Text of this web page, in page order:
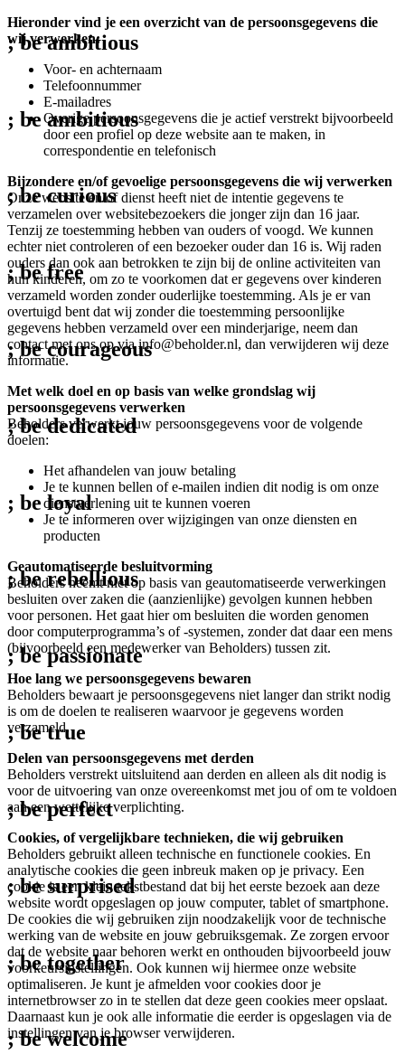
; beambitious
; beambitious
; becurious
; befree
; becourageous
; bededicated
; beloyal
; berebellious
; bepassionate
; betrue
; beperfect
; besurprised
; betogether
; bewelcome
Hieronder vind je een overzicht van de persoonsgegevens die
wij verwerken:
Voor- en achternaam
Telefoonnummer
E-mailadres
Overige persoonsgegevens die je actief verstrekt bijvoorbeeld
door een profiel op deze website aan te maken, in
correspondentie en telefonisch
Bijzondere en/of gevoelige persoonsgegevens die wij verwerken
Onze website en/of dienst heeft niet de intentie gegevens te
verzamelen over websitebezoekers die jonger zijn dan 16 jaar.
Tenzij ze toestemming hebben van ouders of voogd. We kunnen
echter niet controleren of een bezoeker ouder dan 16 is. Wij raden
ouders dan ook aan betrokken te zijn bij de online activiteiten van
hun kinderen, om zo te voorkomen dat er gegevens over kinderen
verzameld worden zonder ouderlijke toestemming. Als je er van
overtuigd bent dat wij zonder die toestemming persoonlijke
gegevens hebben verzameld over een minderjarige, neem dan
contact met ons op via info@beholder.nl, dan verwijderen wij deze
informatie.
Met welk doel en op basis van welke grondslag wij
persoonsgegevens verwerken
Beholders verwerkt jouw persoonsgegevens voor de volgende
doelen:
Het afhandelen van jouw betaling
Je te kunnen bellen of e-mailen indien dit nodig is om onze
dienstverlening uit te kunnen voeren
Je te informeren over wijzigingen van onze diensten en
producten
Geautomatiseerde besluitvorming
Beholders neemt niet op basis van geautomatiseerde verwerkingen
besluiten over zaken die (aanzienlijke) gevolgen kunnen hebben
voor personen. Het gaat hier om besluiten die worden genomen
door computerprogramma’s of -systemen, zonder dat daar een mens
(bijvoorbeeld een medewerker van Beholders) tussen zit.
Hoe lang we persoonsgegevens bewaren
Beholders bewaart je persoonsgegevens niet langer dan strikt nodig
is om de doelen te realiseren waarvoor je gegevens worden
verzameld.
Delen van persoonsgegevens met derden
Beholders verstrekt uitsluitend aan derden en alleen als dit nodig is
voor de uitvoering van onze overeenkomst met jou of om te voldoen
aan een wettelijke verplichting.
Cookies, of vergelijkbare technieken, die wij gebruiken
Beholders gebruikt alleen technische en functionele cookies. En
analytische cookies die geen inbreuk maken op je privacy. Een
cookie is een klein tekstbestand dat bij het eerste bezoek aan deze
website wordt opgeslagen op jouw computer, tablet of smartphone.
De cookies die wij gebruiken zijn noodzakelijk voor de technische
werking van de website en jouw gebruiksgemak. Ze zorgen ervoor
dat de website naar behoren werkt en onthouden bijvoorbeeld jouw
voorkeursinstellingen. Ook kunnen wij hiermee onze website
optimaliseren. Je kunt je afmelden voor cookies door je
internetbrowser zo in te stellen dat deze geen cookies meer opslaat.
Daarnaast kun je ook alle informatie die eerder is opgeslagen via de
instellingen van je browser verwijderen.